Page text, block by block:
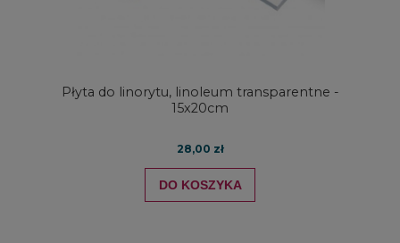
Płyta do linorytu, linoleum transparentne -
15x20cm
28,00 zł
DO KOSZYKA